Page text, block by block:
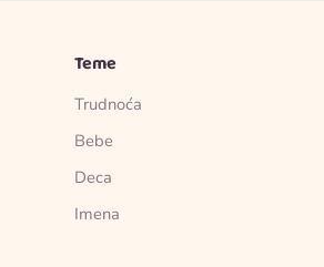
Teme
Trudnoća
Bebe
Deca
Imena